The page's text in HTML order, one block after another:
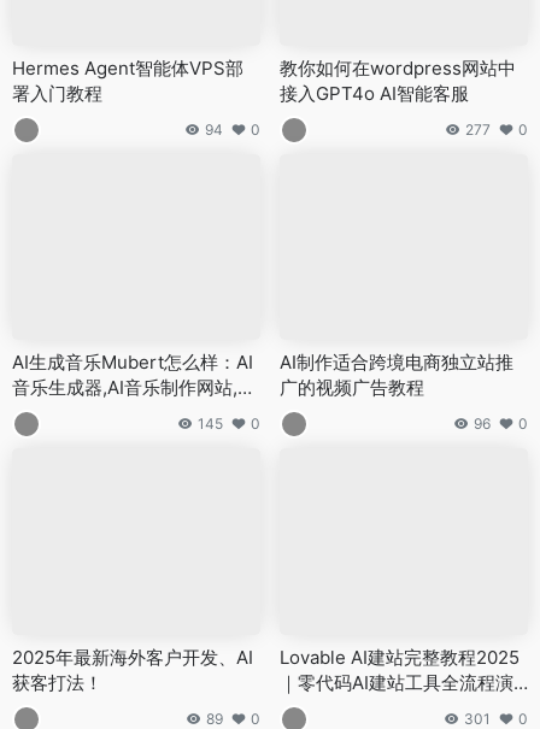
Hermes Agent智能体VPS部
署入门教程
94 0
教你如何在wordpress网站中
接入GPT4o AI智能客服
277 0
AI生成音乐Mubert怎么样：AI
音乐生成器,AI音乐制作网站,AI
作曲Mubert测评教程
145 0
AI制作适合跨境电商独立站推
广的视频广告教程
96 0
2025年最新海外客户开发、AI
获客打法！
89 0
Lovable AI建站完整教程2025
｜零代码AI建站工具全流程演
示
301 0